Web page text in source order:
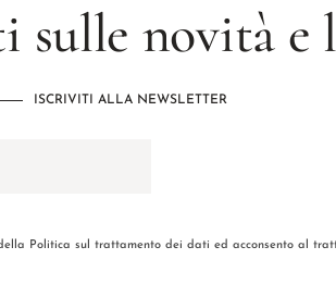
sulle novità e
ISCRIVITI ALLA NEWSLETTER
Politica sul trattamento dei dati ed acconsento al